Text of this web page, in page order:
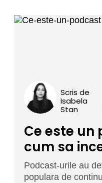
Scris de
Isabela
Stan
Ce este un
cum sa
Podcast-urile au
populara de